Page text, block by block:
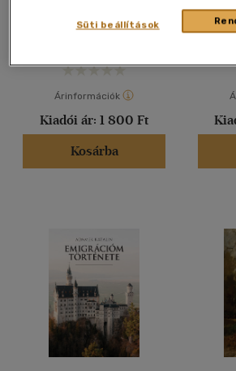
Árinformációk
Kiadói ár: 1 800 Ft
Kosárba
Süti beállítások